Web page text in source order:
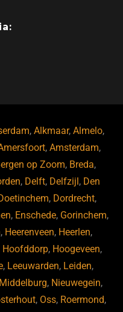
,Alkmaar,Almelo,
,Amsterdam,
op Zoom, Breda,
, Delft, Delfzijl, Den
, Dordrecht,
, Enschede, Gorinchem,
, Heerenveen, Heerlen,
Hoofddorp, Hoogeveen,
, Leeuwarden, Leiden,
Middelburg, Nieuwegein,
, Oss, Roermond,